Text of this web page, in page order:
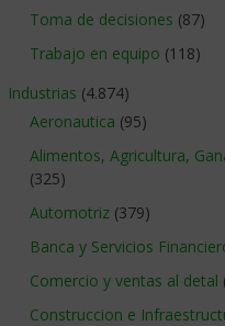
Toma de decisiones (87)
Trabajo en equipo (118)
Industrias (4.874)
Aeronautica (95)
Alimentos, Agricultura,
(325)
Automotriz (379)
Banca y Servicios
Comercio y ventas al detal
Construccion e